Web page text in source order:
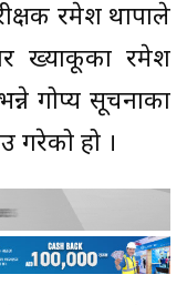
रमेश थापाले
ख्याकूका रमेश
गोप्य सूचनाका
गरेको हो ।